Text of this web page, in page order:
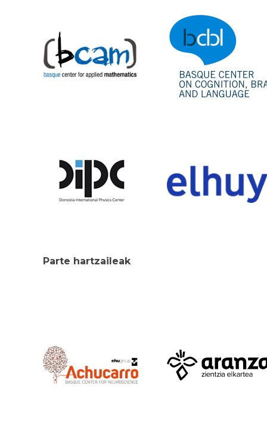
Parte hartzaileak